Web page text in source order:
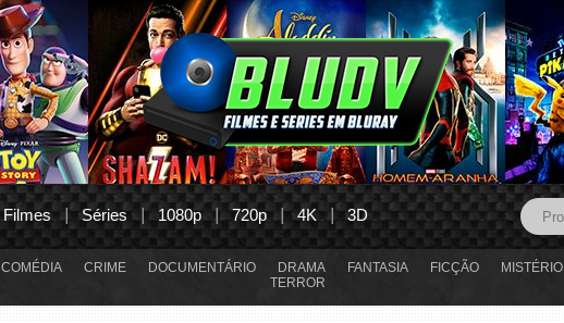
Filmes Séries 1080p 720p 4K 3D
COMÉDIA CRIME DOCUMENTÁRIO DRAMA FANTASIA FICÇÃO MISTÉRIO
TERROR